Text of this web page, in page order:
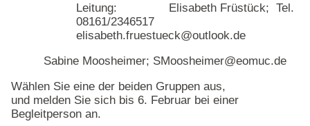
Leitung: Elisabeth Früstück; Tel.
08161/2346517
elisabeth.fruestueck@outlook.de
Sabine Moosheimer; SMoosheimer@eomuc.de
Wählen Sie eine der beiden Gruppen aus,
und melden Sie sich bis 6. Februar bei einer
Begleitperson an.